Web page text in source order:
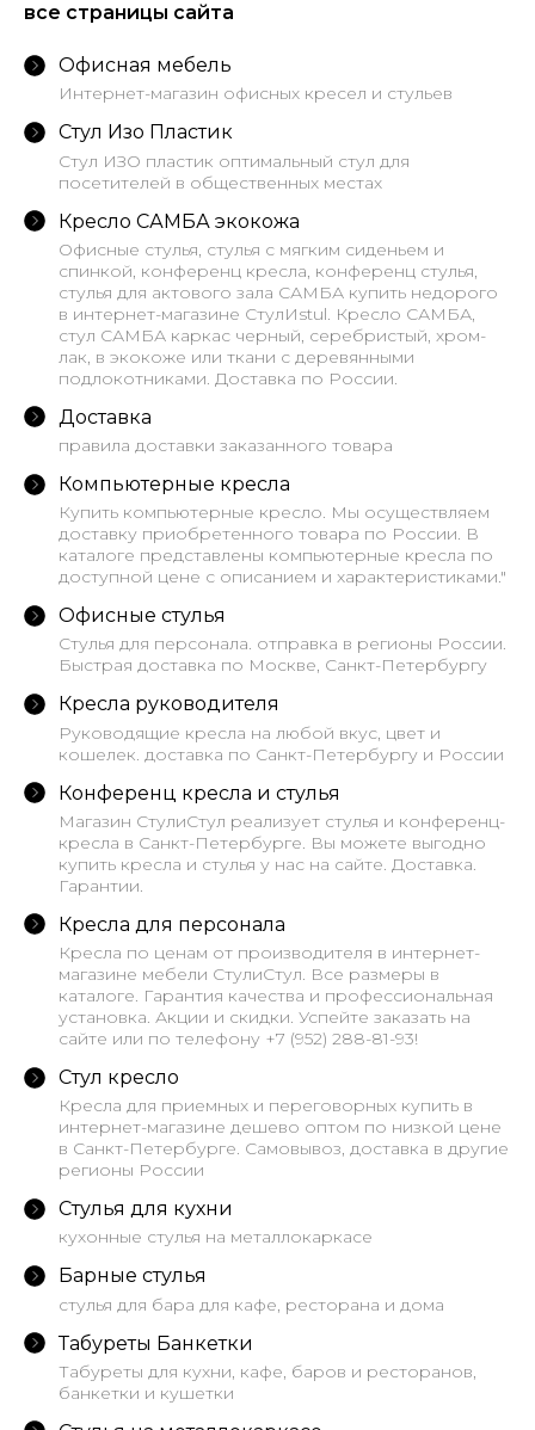
все страницы сайта
Офисная мебель
Интернет-магазин офисных кресел и стульев
Стул Изо Пластик
Стул ИЗО пластик оптимальный стул для
посетителей в общественных местах
Кресло САМБА экокожа
Офисные стулья, стулья с мягким сиденьем и
спинкой, конференц кресла, конференц стулья,
стулья для актового зала САМБА купить недорого
в интернет-магазине СтулИstul. Кресло САМБА,
стул САМБА каркас черный, серебристый, хром-
лак, в экокоже или ткани с деревянными
подлокотниками. Доставка по России.
Доставка
правила доставки заказанного товара
Компьютерные кресла
Купить компьютерные кресло. Мы осуществляем
доставку приобретенного товара по России. В
каталоге представлены компьютерные кресла по
доступной цене с описанием и характеристиками."
Офисные стулья
Стулья для персонала. отправка в регионы России.
Быстрая доставка по Москве, Санкт-Петербургу
Кресла руководителя
Руководящие кресла на любой вкус, цвет и
кошелек. доставка по Санкт-Петербургу и России
Конференц кресла и стулья
Магазин СтулиСтул реализует стулья и конференц-
кресла в Санкт-Петербурге. Вы можете выгодно
купить кресла и стулья у нас на сайте. Доставка.
Гарантии.
Кресла для персонала
Кресла по ценам от производителя в интернет-
магазине мебели СтулиСтул. Все размеры в
каталоге. Гарантия качества и профессиональная
установка. Акции и скидки. Успейте заказать на
сайте или по телефону +7 (952) 288-81-93!
Стул кресло
Кресла для приемных и переговорных купить в
интернет-магазине дешево оптом по низкой цене
в Санкт-Петербурге. Самовывоз, доставка в другие
регионы России
Стулья для кухни
кухонные стулья на металлокаркасе
Барные стулья
стулья для бара для кафе, ресторана и дома
Табуреты Банкетки
Табуреты для кухни, кафе, баров и ресторанов,
банкетки и кушетки